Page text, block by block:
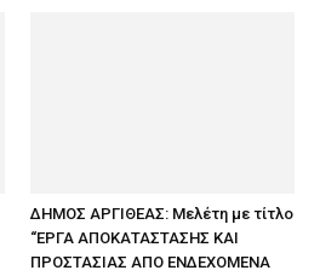
ΔΗΜΟΣ ΑΡΓΙΘΕΑΣ: Μελέτη με τίτλο
“ΕΡΓΑ ΑΠΟΚΑΤΑΣΤΑΣΗΣ ΚΑΙ
ΠΡΟΣΤΑΣΙΑΣ ΑΠΟ ΕΝΔΕΧΟΜΕΝΑ